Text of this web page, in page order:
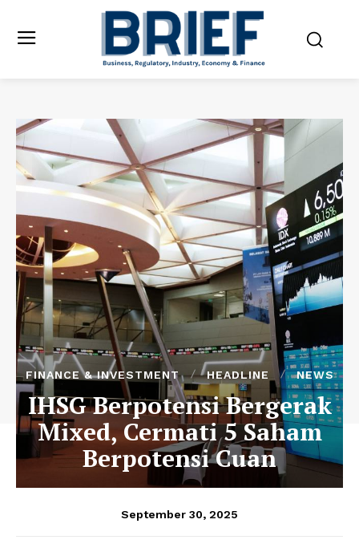
FINANCE & INVESTMENT HEADLINE NEWS
IHSG Berpotensi Bergerak
Mixed, Cermati 5 Saham
Berpotensi Cuan
September 30, 2025